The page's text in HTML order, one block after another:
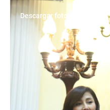
Descargar foto